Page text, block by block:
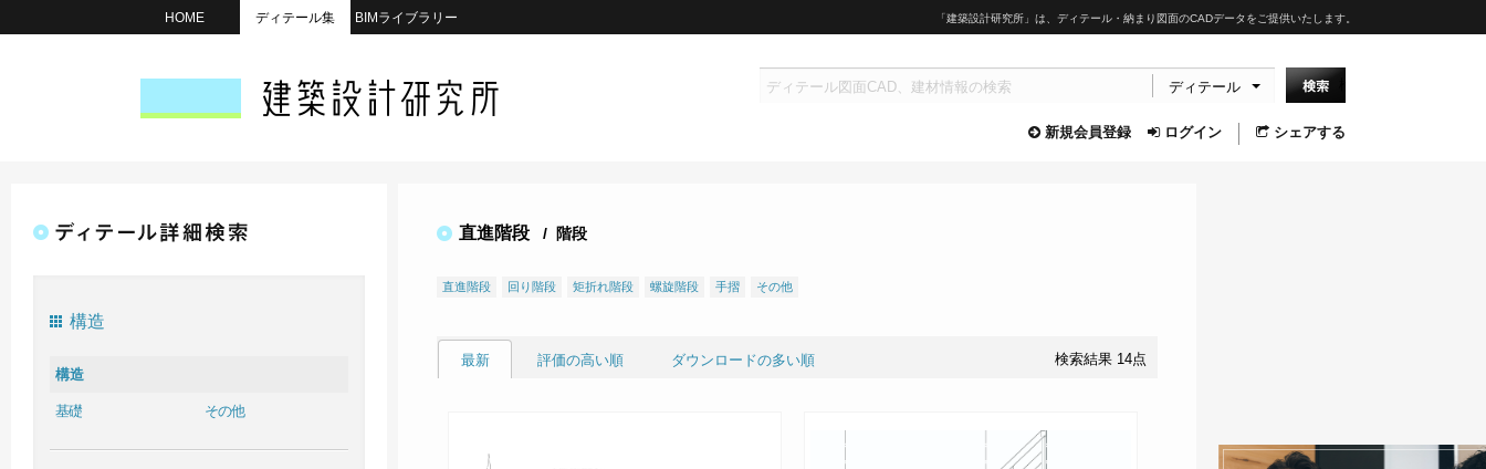
「建築設計研究所」は、ディテール・納まり図面のCADデータをご提供いたします。
HOME ディテール集 BIMライブラリー
ディテール
新規会員登録 ログイン シェアする
構造
構造
基礎 その他
直進階段 / 階段
直進階段 回り階段 矩折れ階段 螺旋階段 手摺 その他
最新 評価の高い順 ダウンロードの多い順 検索結果 14点